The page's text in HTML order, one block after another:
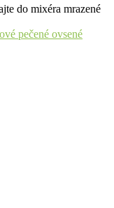
do mixéra mrazené
pečené ovsené